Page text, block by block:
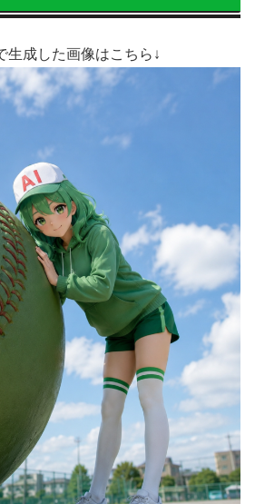
生成した画像はこちら↓